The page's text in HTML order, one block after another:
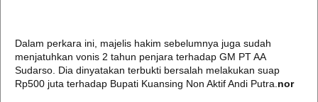
Dalam perkara ini, majelis hakim sebelumnya juga sudah
menjatuhkan vonis 2 tahun penjara terhadap GM PT AA
Sudarso. Dia dinyatakan terbukti bersalah melakukan suap
Rp500 juta terhadap Bupati Kuansing Non Aktif Andi Putra. nor